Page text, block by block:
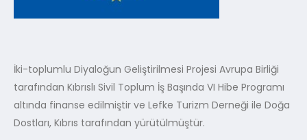
İki-toplumlu Diyaloğun Geliştirilmesi Projesi Avrupa Birliği
tarafından Kıbrıslı Sivil Toplum İş Başında VI Hibe Programı
altında finanse edilmiştir ve Lefke Turizm Derneği ile Doğa
Dostları, Kıbrıs tarafından yürütülmüştür.